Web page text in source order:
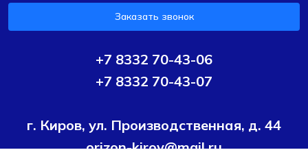
Заказать звонок
+7 8332 70-43-06
+7 8332 70-43-07
г. Киров, ул. Производственная, д. 44
orizon-kirov@mail.ru